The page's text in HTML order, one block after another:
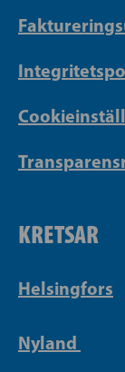
KRETSAR
Helsingfors
Nyland